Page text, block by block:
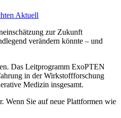
Aktuell
zur Zukunft
verändern könnte – und
Das Leitprogramm ExoPTEN
in der Wirkstoffforschung
Medizin insgesamt.
Wenn Sie auf neue Plattformen wie